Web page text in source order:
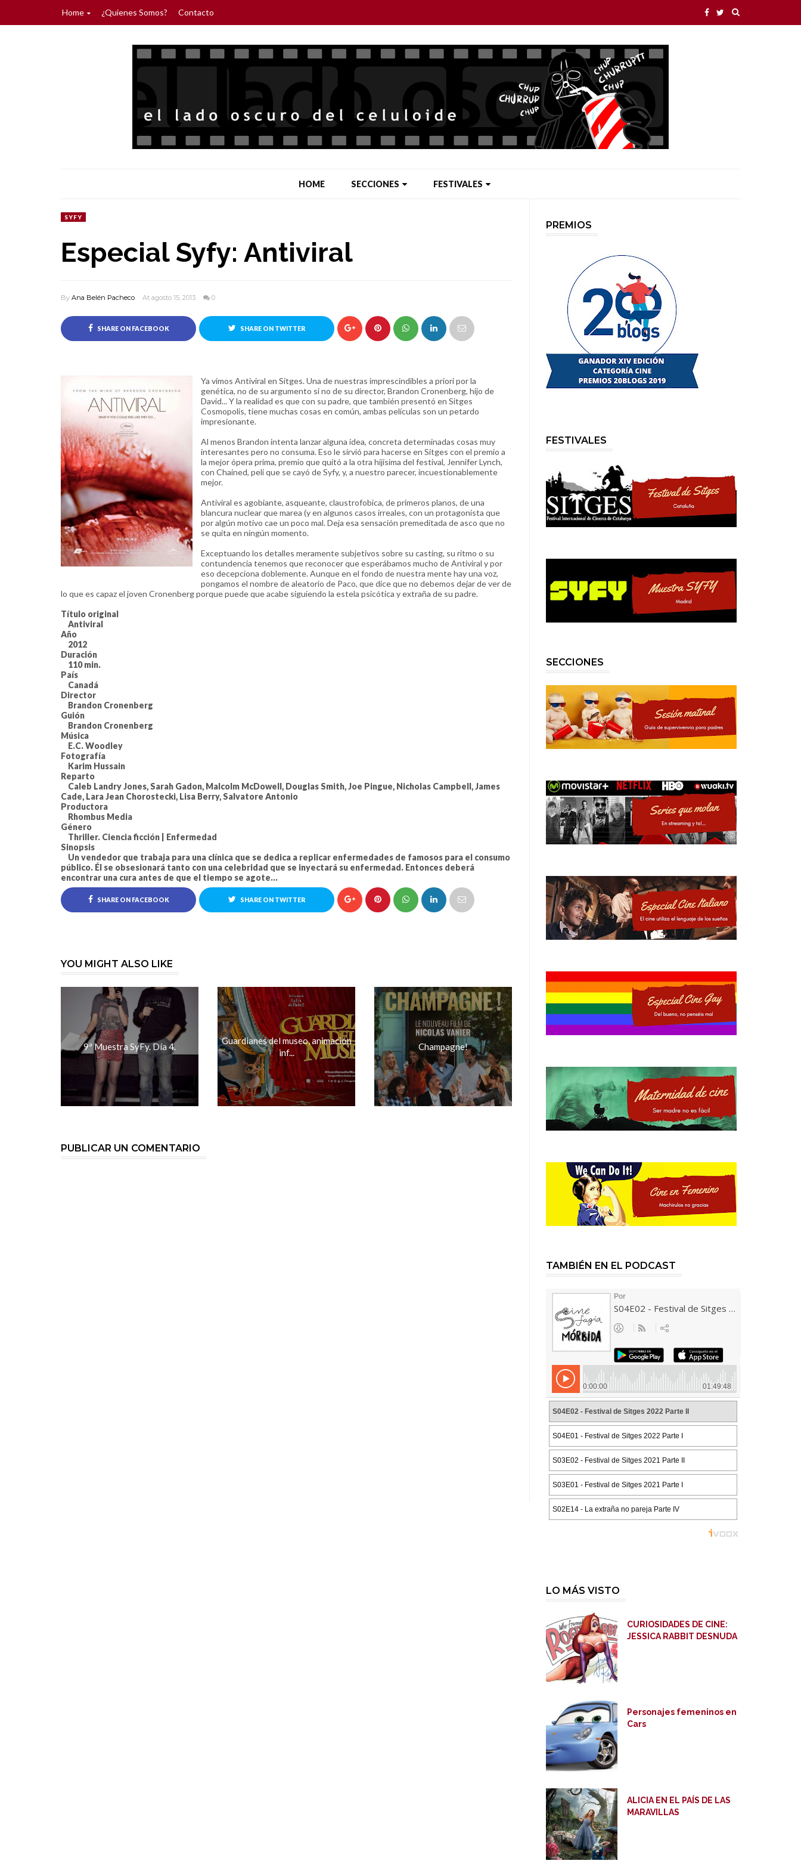
Home ¿Quienes Somos? Contacto
HOME SECCIONES FESTIVALES
SYFY
Especial Syfy: Antiviral
By Ana Belén Pacheco At agosto 15, 2013 0
SHARE ON FACEBOOK SHARE ON TWITTER
Ya vimos Antiviral en Sitges. Una de nuestras imprescindibles a priori por la
genética, no de su argumento si no de su director, Brandon Cronenberg, hijo de
David... Y la realidad es que con su padre, que también presentó en Sitges
Cosmopolis, tiene muchas cosas en común, ambas películas son un petardo
impresionante.
Al menos Brandon intenta lanzar alguna idea, concreta determinadas cosas muy
interesantes pero no consuma. Eso le sirvió para hacerse en Sitges con el premio a
la mejor ópera prima, premio que quitó a la otra hijísima del festival, Jennifer Lynch,
con Chained, peli que se cayó de Syfy, y, a nuestro parecer, incuestionablemente
mejor.
Antiviral es agobiante, asqueante, claustrofobica, de primeros planos, de una
blancura nuclear que marea (y en algunos casos irreales, con un protagonista que
por algún motivo cae un poco mal. Deja esa sensación premeditada de asco que no
se quita en ningún momento.
Exceptuando los detalles meramente subjetivos sobre su casting, su ritmo o su
contundencia tenemos que reconocer que esperábamos mucho de Antiviral y por
eso decepciona doblemente. Aunque en el fondo de nuestra mente hay una voz,
pongamos el nombre de aleatorio de Paco, que dice que no debemos dejar de ver de
lo que es capaz el joven Cronenberg porque puede que acabe siguiendo la estela psicótica y extraña de su padre.
Título original
Antiviral
Año
2012
Duración
110 min.
País
Canadá
Director
Brandon Cronenberg
Guión
Brandon Cronenberg
Música
E.C. Woodley
Fotografía
Karim Hussain
Reparto
Caleb Landry Jones, Sarah Gadon, Malcolm McDowell, Douglas Smith, Joe Pingue, Nicholas Campbell, James
Cade, Lara Jean Chorostecki, Lisa Berry, Salvatore Antonio
Productora
Rhombus Media
Género
Thriller. Ciencia ficción | Enfermedad
Sinopsis
Un vendedor que trabaja para una clínica que se dedica a replicar enfermedades de famosos para el consumo
público. Él se obsesionará tanto con una celebridad que se inyectará su enfermedad. Entonces deberá
encontrar una cura antes de que el tiempo se agote...
SHARE ON FACEBOOK SHARE ON TWITTER
YOU MIGHT ALSO LIKE
9ª Muestra SyFy. Día 4.
Guardianes del museo, animación
inf...
Champagne!
PUBLICAR UN COMENTARIO
PREMIOS
FESTIVALES
SECCIONES
TAMBIÉN EN EL PODCAST
LO MÁS VISTO
CURIOSIDADES DE CINE:
JESSICA RABBIT DESNUDA
Personajes femeninos en
Cars
ALICIA EN EL PAÍS DE LAS
MARAVILLAS